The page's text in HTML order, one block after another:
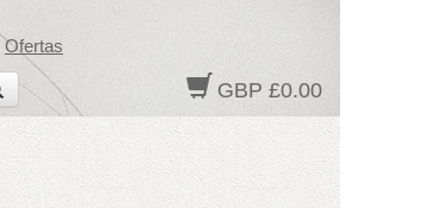
Ofertas
GBP £0.00